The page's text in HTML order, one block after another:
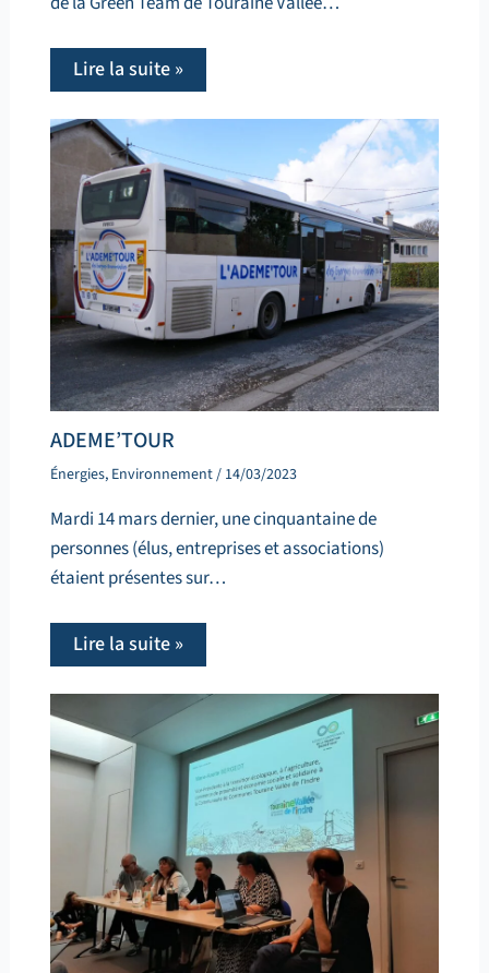
Lire la suite »
ADEME’TOUR
Énergies, Environnement/ 14/03/2023
Mardi 14 mars dernier, une cinquantaine de
personnes (élus, entreprises et associations)
étaient présentes sur…
Lire la suite »